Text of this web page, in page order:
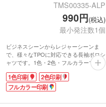
TMS00335-ALP
990円(税込)
最小発注数1個
ビジネスシーンからレジャーシーンま
で、様々なTPOに対応できる長袖ポロシ
ャツです。1色・2色・フルカラーでオリ
ジナルデザインをプリントして、オリジ
ナルポロシャツが作成できます。
ペンやメモを入れられる胸ポケット付き
なので実用性も抜群。サラッとした薄手
のメッシュ生地は吸汗性・速乾性・UV
1色印刷
2色印刷
フルカラー印刷